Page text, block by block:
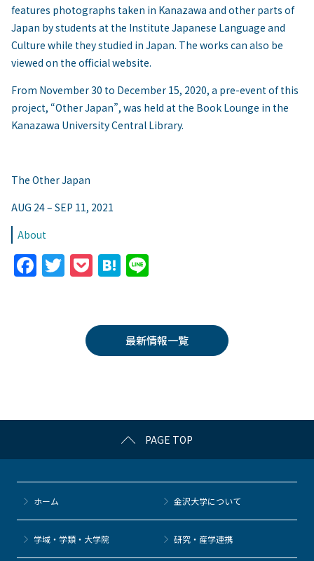
features photographs taken in Kanazawa and other parts of
Japan by students at the Institute Japanese Language and
Culture while they studied in Japan. The works can also be
viewed on the official website.
From November 30 to December 15, 2020, a pre-event of this
project, “Other Japan”, was held at the Book Lounge in the
Kanazawa University Central Library.
The Other Japan
AUG 24 – SEP 11, 2021
About
F
k
T
er
P
k
et
H
n
a
最新情報一覧
PAGE TOP
ホーム 金沢大学について
学域・学類・大学院 研究・産学連携